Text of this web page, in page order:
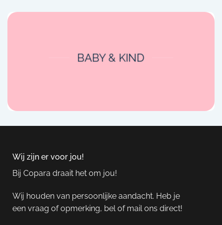
BABY & KIND
Wij zijn er voor jou!
Bij Copara draait het om jou!
Wij houden van persoonlijke aandacht. Heb je
een vraag of opmerking, bel of mail ons direct!